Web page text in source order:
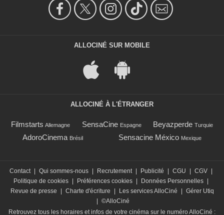
ALLOCINÉ SUR MOBILE
ALLOCINÉ À L'ÉTRANGER
Filmstarts Allemagne SensaCine Espagne Beyazperde Turquie
AdoroCinema Brésil Sensacine México Mexique
Contact Qui sommes-nous Recrutement Publicité CGU CGV
Politique de cookies
Préférences cookies Données Personnelles
Revue de presse
Charte d'écriture Les services AlloCiné
Gérer Utiq
©AlloCiné
Retrouvez tous les horaires et infos de votre cinéma sur le numéro AlloCiné :